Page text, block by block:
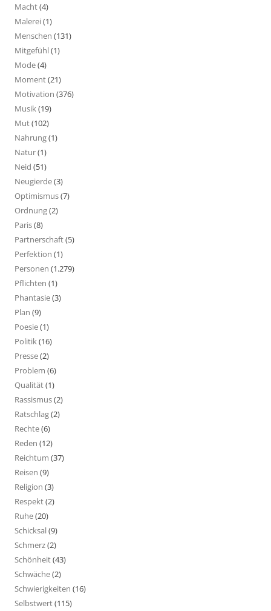
Macht(4)
Malerei(1)
Menschen (131)
Mitgefühl(1)
Mode(4)
Moment(21)
Motivation (376)
Musik(19)
Mut(102)
Nahrung(1)
Natur(1)
Neid (51)
Neugierde(3)
Optimismus(7)
Ordnung(2)
Paris(8)
Partnerschaft(5)
Perfektion (1)
Personen (1.279)
Pflichten (1)
Phantasie(3)
Plan (9)
Poesie(1)
Politik(16)
Presse(2)
Problem (6)
Qualität(1)
Rassismus(2)
Ratschlag(2)
Rechte(6)
Reden (12)
Reichtum (37)
Reisen (9)
Religion (3)
Respekt(2)
Ruhe(20)
Schicksal(9)
Schmerz(2)
Schönheit(43)
Schwäche(2)
Schwierigkeiten (16)
Selbstwert(115)